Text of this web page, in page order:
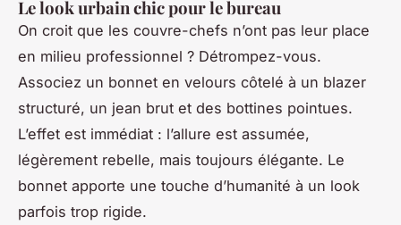
Le look urbain chic pour le bureau
On croit que les couvre-chefs n’ont pas leur place
en milieu professionnel ? Détrompez-vous.
Associez un bonnet en velours côtelé à un blazer
structuré, un jean brut et des bottines pointues.
L’effet est immédiat : l’allure est assumée,
légèrement rebelle, mais toujours élégante. Le
bonnet apporte une touche d’humanité à un look
parfois trop rigide.